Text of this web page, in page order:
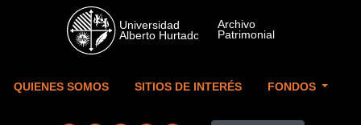
Skip to main content
QUIENES SOMOS SITIOS DE INTERÉS FONDOS